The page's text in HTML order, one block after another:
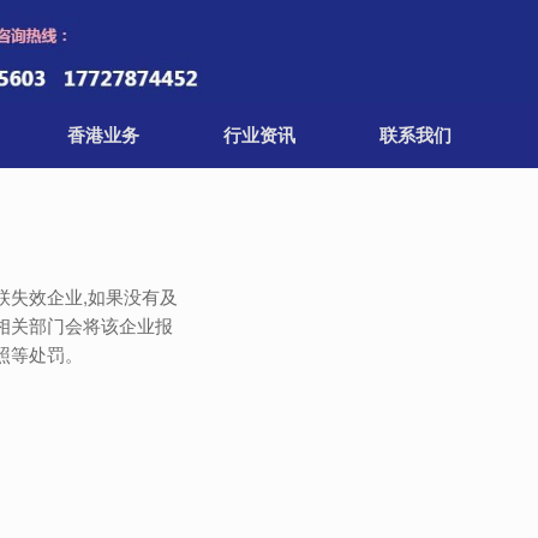
香港业务 行业资讯 联系我们
效企业,如果没有及
关部门会将该企业报
处罚。